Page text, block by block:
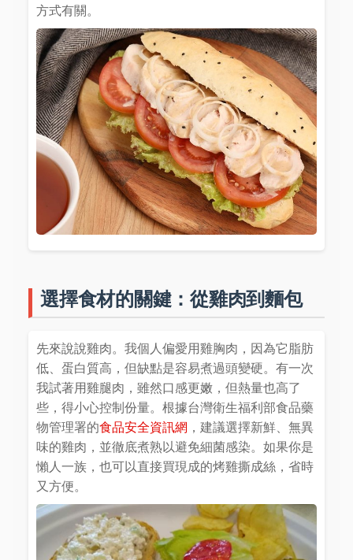
方式有關。
選擇食材的關鍵：從雞肉到麵包
先來說說雞肉。我個人偏愛用雞胸肉，因為它脂肪
低、蛋白質高，但缺點是容易煮過頭變硬。有一次
我試著用雞腿肉，雖然口感更嫩，但熱量也高了
些，得小心控制份量。根據台灣衛生福利部食品藥
物管理署的食品安全資訊網 ，建議選擇新鮮、無異
味的雞肉，並徹底煮熟以避免細菌感染。如果你是
懶人一族，也可以直接買現成的烤雞撕成絲，省時
又方便。